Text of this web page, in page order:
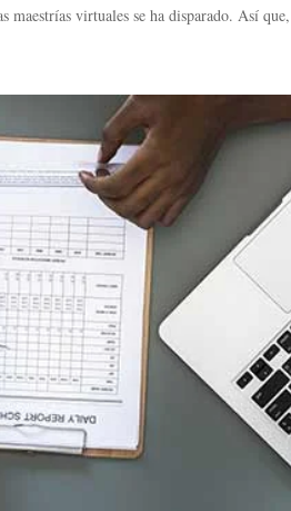
virtuales se ha disparado. Así